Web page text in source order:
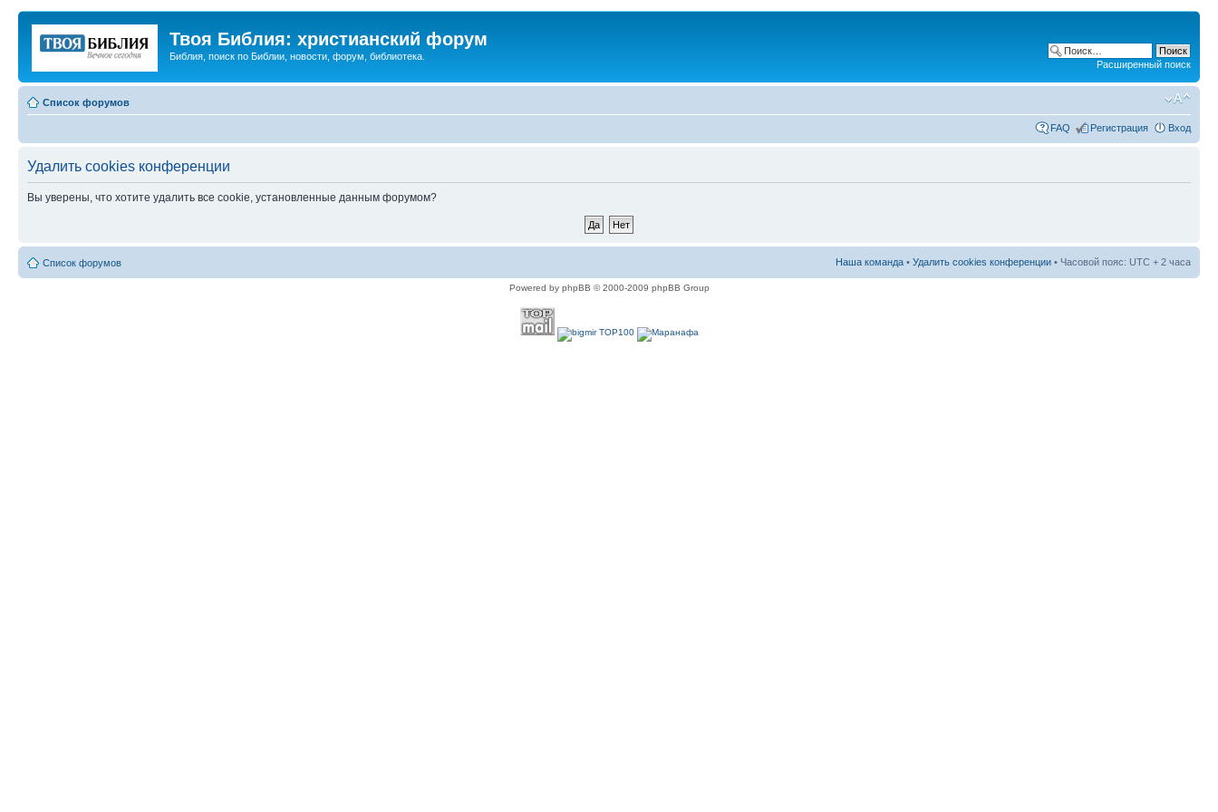
Твоя Библия: христианский форум
Библия, поиск по Библии, новости, форум, библиотека.
Расширенный поиск
Список форумов
FAQ Регистрация Вход
Удалить cookies конференции
Вы уверены, что хотите удалить все cookie, установленные данным форумом?
Список форумов Наша команда • Удалить cookies конференции • Часовой пояс: UTC + 2 часа
Powered by phpBB © 2000-2009 phpBB Group